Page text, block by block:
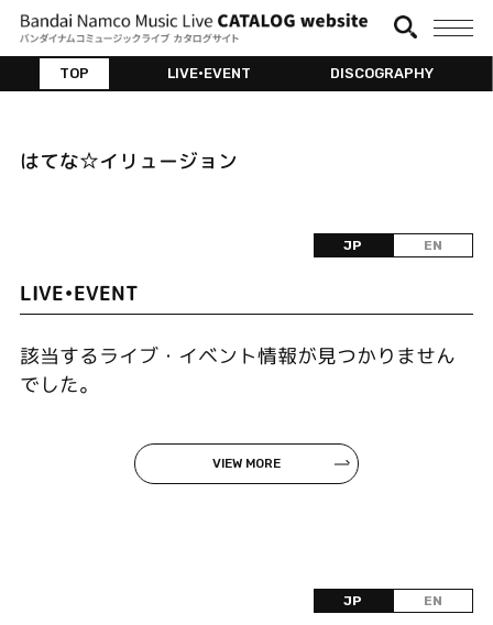
TOP LIVE•EVENT DISCOGRAPHY
はてな☆イリュージョン
JP EN
LIVE•EVENT
該当するライブ・イベント情報が見つかりません
でした。
VIEW MORE
JP EN